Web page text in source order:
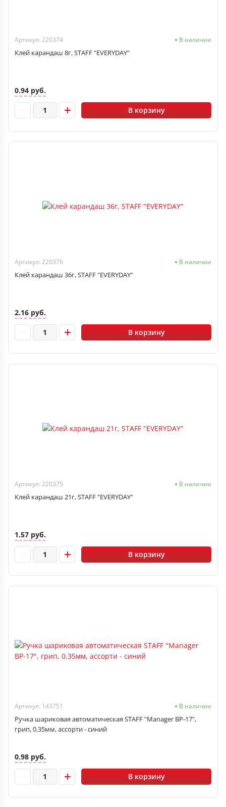
Артикул: 220374 В наличии
Клей карандаш 8г, STAFF "EVERYDAY"
0.94 руб.
В корзину
Артикул: 220376 В наличии
Клей карандаш 36г, STAFF "EVERYDAY"
2.16 руб.
В корзину
Артикул: 220375 В наличии
Клей карандаш 21г, STAFF "EVERYDAY"
1.57 руб.
В корзину
Артикул: 143751 В наличии
Ручка шариковая автоматическая STAFF "Manager BP-17",
грип, 0.35мм, ассорти - синий
0.98 руб.
В корзину